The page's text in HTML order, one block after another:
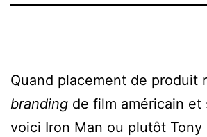
Quand placement de produit
branding de film américain et
voici Iron Man ou plutôt Tony